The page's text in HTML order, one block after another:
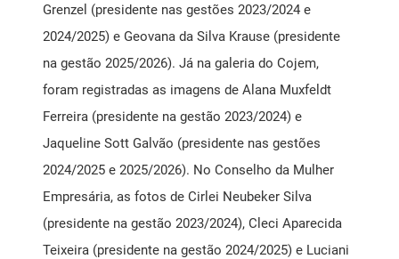
Grenzel (presidente nas gestões 2023/2024 e
2024/2025) e Geovana da Silva Krause (presidente
na gestão 2025/2026). Já na galeria do Cojem,
foram registradas as imagens de Alana Muxfeldt
Ferreira (presidente na gestão 2023/2024) e
Jaqueline Sott Galvão (presidente nas gestões
2024/2025 e 2025/2026). No Conselho da Mulher
Empresária, as fotos de Cirlei Neubeker Silva
(presidente na gestão 2023/2024), Cleci Aparecida
Teixeira (presidente na gestão 2024/2025) e Luciani